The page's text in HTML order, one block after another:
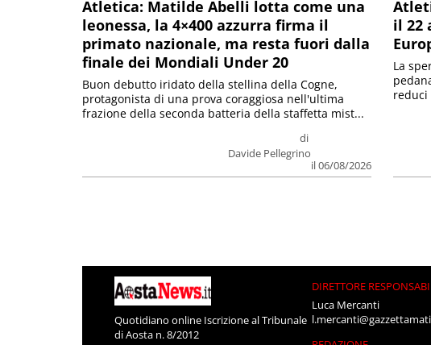
Atletica: Matilde Abelli lotta come una
leonessa, la 4×400 azzurra firma il
primato nazionale, ma resta fuori dalla
finale dei Mondiali Under 20
di
Davide Pellegrino
il 06/08/2026
Buon debutto iridato della stellina della Cogne,
protagonista di una prova coraggiosa nell'ultima
frazione della seconda batteria della staffetta mist...
il 22
La
reduci
Quotidiano online Iscrizione al Tribunale
di Aosta n. 8/2012
DIRETTORE
Luca Mercanti